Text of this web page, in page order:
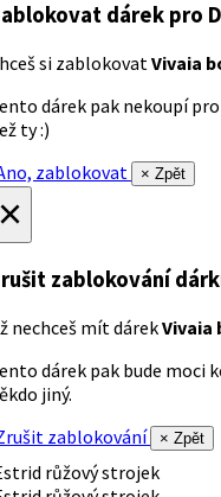
dárek pro
si zablokovatVivaia
dárek pak nekoupí pro
ty :)
zablokovat
× Zpět
zablokování
nechceš mít dárekVivaia
dárek pak bude moci
jiný.
zablokování
× Zpět